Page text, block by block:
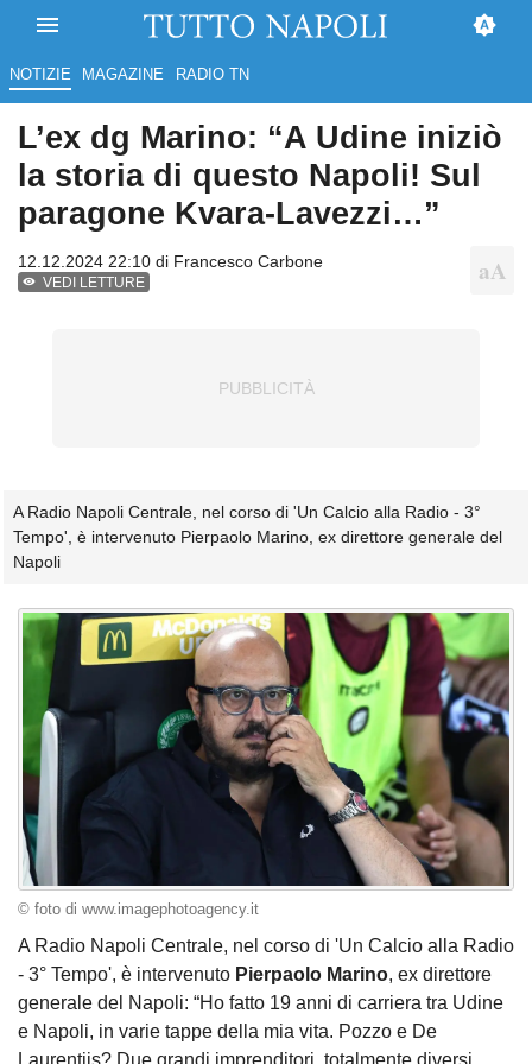
NOTIZIE MAGAZINE RADIO TN
L’ex dg Marino: “A Udine iniziò
la storia di questo Napoli! Sul
paragone Kvara-Lavezzi…”
12.12.2024 22:10 di Francesco Carbone
VEDI LETTURE
A Radio Napoli Centrale, nel corso di 'Un Calcio alla Radio - 3°
Tempo', è intervenuto Pierpaolo Marino, ex direttore generale del
Napoli
© foto di www.imagephotoagency.it
A Radio Napoli Centrale, nel corso di 'Un Calcio alla Radio
- 3° Tempo', è intervenuto Pierpaolo Marino, ex direttore
generale del Napoli: “Ho fatto 19 anni di carriera tra Udine
e Napoli, in varie tappe della mia vita. Pozzo e De